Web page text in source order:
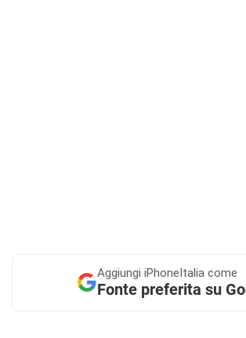
Aggiungi iPhoneItalia come
Fonte preferita su